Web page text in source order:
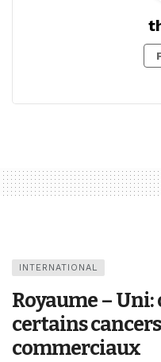
INTERNATIONAL
Royaume –
certains
commerciaux